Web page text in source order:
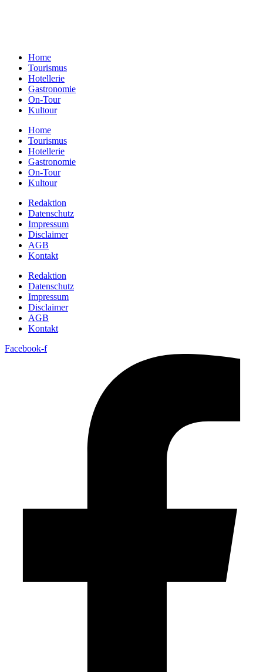
Home
Tourismus
Hotellerie
Gastronomie
On-Tour
Kultour
Home
Tourismus
Hotellerie
Gastronomie
On-Tour
Kultour
Redaktion
Datenschutz
Impressum
Disclaimer
AGB
Kontakt
Redaktion
Datenschutz
Impressum
Disclaimer
AGB
Kontakt
Facebook-f